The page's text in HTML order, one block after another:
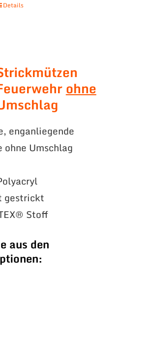
Details
ohne
enganliegende
Umschlag
gestrickt
Stoff
aus den